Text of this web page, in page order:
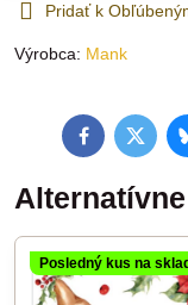
Pridať k
Výrobca: Mank
FacebookTwitter
Posledný kus na